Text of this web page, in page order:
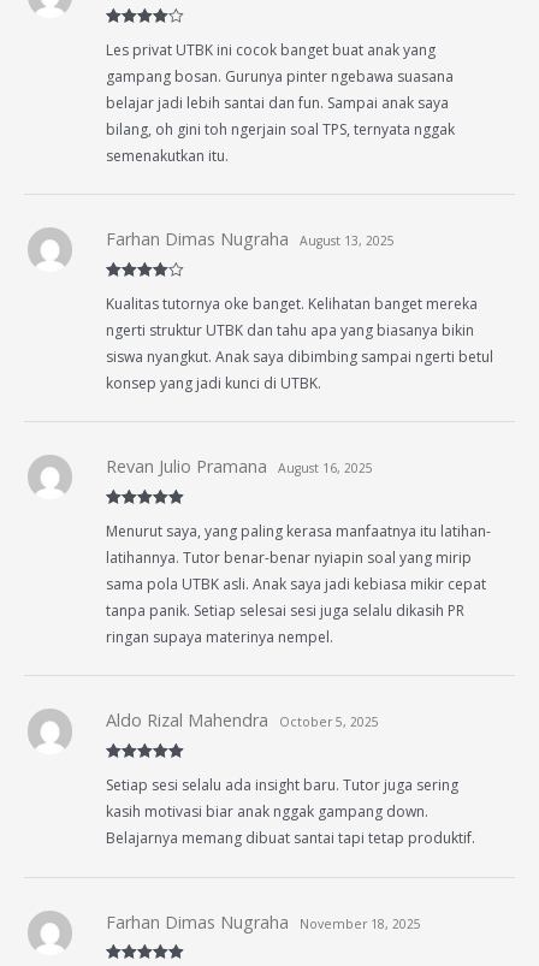
out of 5
Les privat UTBK ini cocok banget buat anak yang
gampang bosan. Gurunya pinter ngebawa suasana
belajar jadi lebih santai dan fun. Sampai anak saya
bilang, oh gini toh ngerjain soal TPS, ternyata nggak
semenakutkan itu.
out of 5
Farhan Dimas Nugraha August 13, 2025
Kualitas tutornya oke banget. Kelihatan banget mereka
ngerti struktur UTBK dan tahu apa yang biasanya bikin
siswa nyangkut. Anak saya dibimbing sampai ngerti betul
konsep yang jadi kunci di UTBK.
of 5
Revan Julio Pramana August 16, 2025
Menurut saya, yang paling kerasa manfaatnya itu latihan-
latihannya. Tutor benar-benar nyiapin soal yang mirip
sama pola UTBK asli. Anak saya jadi kebiasa mikir cepat
tanpa panik. Setiap selesai sesi juga selalu dikasih PR
ringan supaya materinya nempel.
of 5
Aldo Rizal Mahendra October 5, 2025
Setiap sesi selalu ada insight baru. Tutor juga sering
kasih motivasi biar anak nggak gampang down.
Belajarnya memang dibuat santai tapi tetap produktif.
Farhan Dimas Nugraha November 18, 2025